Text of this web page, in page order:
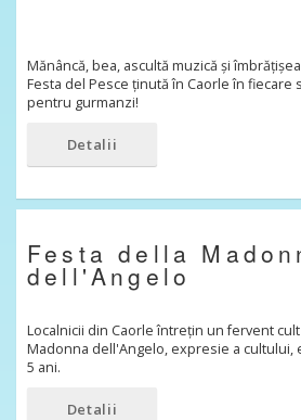
Mănâncă, bea, ascultă muzică și
Festa del Pesce ținută în Caorle în
pentru gurmanzi!
Detalii
Festa della
dell'Angelo
Localnicii din Caorle întrețin un fervent
Madonna dell'Angelo, expresie a cultului,
5 ani.
Detalii